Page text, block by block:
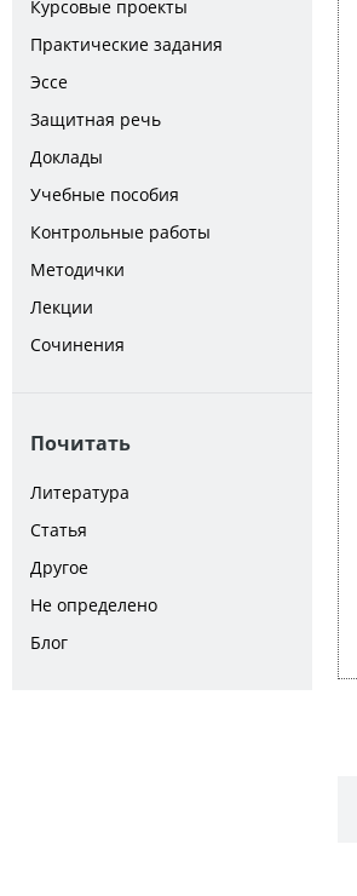
Курсовые проекты
Практические задания
Эссе
Защитная речь
Доклады
Учебные пособия
Контрольные работы
Методички
Лекции
Сочинения
Почитать
Литература
Статья
Другое
Не определено
Блог